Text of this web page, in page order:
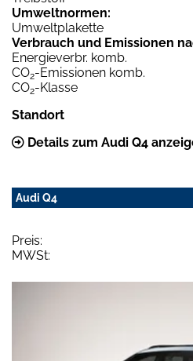
Umweltnormen:
Umweltplakette
Verbrauch und Emissionen
Energieverbr. komb.
CO2-Emissionen komb.
CO2-Klasse
Standort
Details zum Audi Q4
Audi Q4
Preis:
MWSt: